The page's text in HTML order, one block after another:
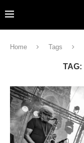
Home Tags
TAG: